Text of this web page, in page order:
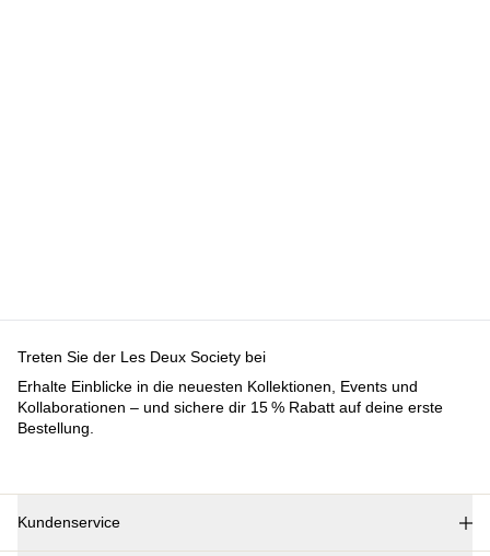
Kundenservice
Treten Sie der Les Deux Society bei
Erhalte Einblicke in die neuesten Kollektionen, Events und
Kollaborationen – und sichere dir 15 % Rabatt auf deine erste
Bestellung.